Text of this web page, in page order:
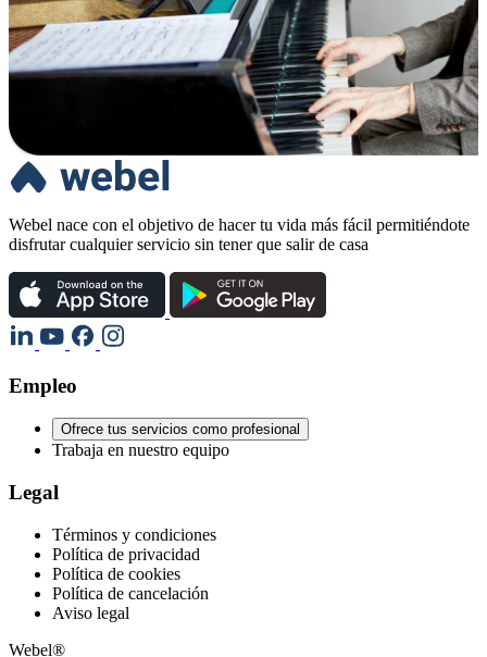
Webel nace con el objetivo de hacer tu vida más fácil permitiéndote
disfrutar cualquier servicio sin tener que salir de casa
Empleo
Ofrece tus servicios como profesional
Trabaja en nuestro equipo
Legal
Términos y condiciones
Política de privacidad
Política de cookies
Política de cancelación
Aviso legal
Webel®